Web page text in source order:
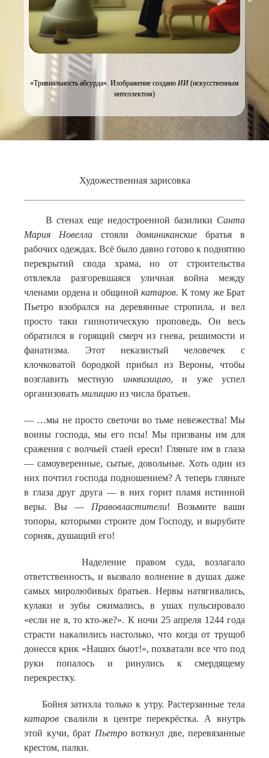
«Тривиальность абсурда». Изображение создано ИИ (искусственным
интеллектом)
Художественная зарисовка
В стенах еще недостроенной базилики Санта
Мария Новелластоялидоминиканские братья в
рабочих одеждах. Всё было давно готово к поднятию
перекрытий свода храма, но от строительства
отвлекла разгоревшаяся уличная война между
членами ордена и общиной катаров. К тому же Брат
Пьетро взобрался на деревянные стропила, и вел
просто таки гипнотическую проповедь. Он весь
обратился в горящий смерч из гнева, решимости и
фанатизма. Этот неказистый человечек с
клочковатой бородкой прибыл из Вероны, чтобы
возглавить местную инквизицию, и уже успел
организовать милицию из числа братьев.
— …мы не просто светочи во тьме невежества! Мы
воины господа, мы его псы! Мы призваны им для
сражения с волчьей стаей ереси! Гляньте им в глаза
— самоуверенные, сытые, довольные. Хоть один из
них почтил господа подношением? А теперь гляньте
в глаза друг друга — в них горит пламя истинной
веры. Вы — Правовластители! Возьмите ваши
топоры, которыми строите дом Господу, и вырубите
сорняк, душащий его!
Наделение правом суда, возлагало
ответственность, и вызвало волнение в душах даже
самых миролюбивых братьев. Нервы натягивались,
кулаки и зубы сжимались, в ушах пульсировало
«если не я, то кто-же?». К ночи 25 апреля 1244 года
страсти накалились настолько, что когда от трущоб
донесся крик «Наших бьют!», похватали все что под
руки попалось и ринулись к смердящему
перекрестку.
Бойня затихла только к утру. Растерзанные тела
катаров свалили в центре перекрёстка. А внутрь
этой кучи, брат Пьетровоткнул две, перевязанные
крестом, палки.